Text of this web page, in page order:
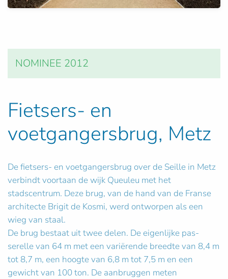
NOMINEE 2012
Fietsers- en
voetgangersbrug, Metz
De fietsers- en voetgangersbrug over de Seille in Metz
verbindt voortaan de wijk Queuleu met het
stadscentrum. Deze brug, van de hand van de Franse
architecte Brigit de Kosmi, werd ontworpen als een
wieg van staal.
De brug bestaat uit twee delen. De eigenlijke pas-
serelle van 64 m met een variërende breedte van 8,4 m
tot 8,7 m, een hoogte van 6,8 m tot 7,5 m en een
gewicht van 100 ton. De aanbruggen meten